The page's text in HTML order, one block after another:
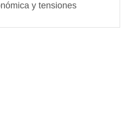
y tensiones